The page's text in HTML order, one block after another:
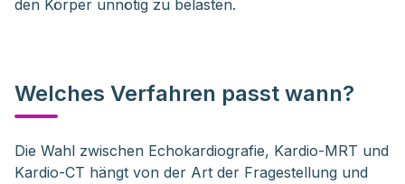
den Körper unnötig zu belasten.
Welches Verfahren passt wann?
Die Wahl zwischen Echokardiografie, Kardio-MRT und
Kardio-CT hängt von der Art der Fragestellung und